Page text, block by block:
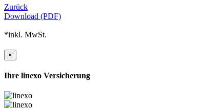
Zurück
Download (PDF)
*inkl. MwSt.
×
Ihre linexo Versicherung